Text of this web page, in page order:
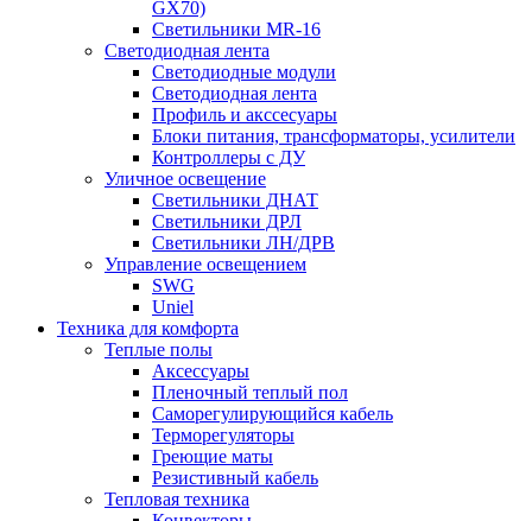
GX70)
Светильники MR-16
Светодиодная лента
Светодиодные модули
Светодиодная лента
Профиль и акссесуары
Блоки питания, трансформаторы, усилители
Контроллеры с ДУ
Уличное освещение
Светильники ДНАТ
Светильники ДРЛ
Светильники ЛН/ДРВ
Управление освещением
SWG
Uniel
Техника для комфорта
Теплые полы
Аксессуары
Пленочный теплый пол
Саморегулирующийся кабель
Терморегуляторы
Греющие маты
Резистивный кабель
Тепловая техника